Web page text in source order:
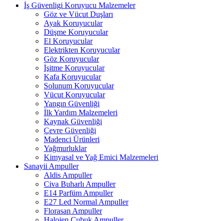
İş Güvenligi Koruyucu Malzemeler
Göz ve Vücut Duşları
Ayak Koruyucular
Düşme Koruyucular
El Koruyucular
Elektrikten Koruyucular
Göz Koruyucular
İşitme Koruyucular
Kafa Koruyucular
Solunum Koruyucular
Vücut Koruyucular
Yangın Güvenliği
İlk Yardım Malzemeleri
Kaynak Güvenliği
Çevre Güvenliği
Madenci Ürünleri
Yağmurluklar
Kimyasal ve Yağ Emici Malzemeleri
Sanayii Ampuller
Aldis Ampuller
Civa Buharlı Ampuller
E14 Parfüm Ampuller
E27 Led Normal Ampuller
Florasan Ampuller